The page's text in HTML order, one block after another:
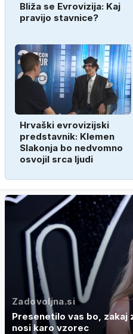
Bliža se Evrovizija: Kaj
pravijo stavnice?
Hrvaški evrovizijski
predstavnik: Klemen
Slakonja bo nedvomno
osvojil srca ljudi
Zadovoljna.si
Presenetilo vas bo, zakaj
nosi karo vzorec